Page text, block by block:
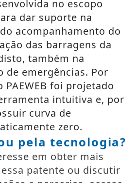
no escopo
dar suporte na
acompanhamento do
das barragens da
também na
de emergências. Por
foi projetado
intuitiva e, por
curva de
zero.
pela tecnologia?
em obter mais
patente ou discutir